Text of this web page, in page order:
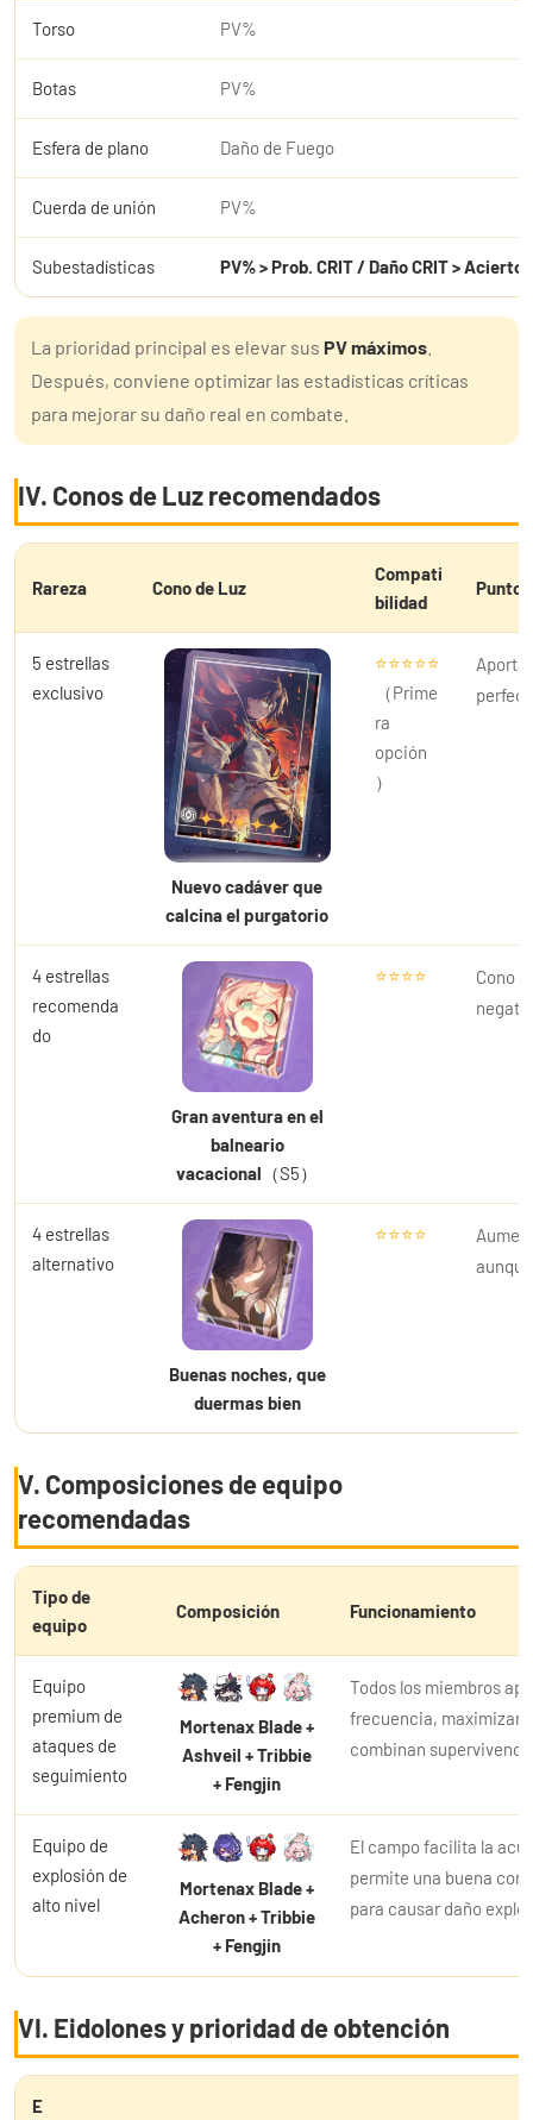
Torso PV%
Botas PV%
Esfera de plano Daño de Fuego
Cuerda de unión PV%
Subestadísticas PV% > Prob. CRIT / Daño CRIT > Acierto
La prioridad principal es elevar sus PV máximos
Después, conviene optimizar las estadísticas críticas
para mejorar su daño real en combate.
IV. Conos de Luz recomendados
Rareza Cono de Luz
Compati
bilidad
Punto
5 estrellas
exclusivo
Nuevo cadáver que
calcina el purgatorio
⭐⭐⭐⭐⭐
（Prime
ra
opción
）
Aporta
4 estrellas
recomenda
do
Gran aventura en el
balneario
vacacional （S5）
⭐⭐⭐⭐
Cono
4 estrellas
alternativo
Buenas noches, que
duermas bien
⭐⭐⭐⭐
V. Composiciones de equipo
recomendadas
Tipo de
equipo
Composición Funcionamiento
Equipo
premium de
ataques de
seguimiento
Mortenax Blade +
Ashveil + Tribbie
+ Fengjin
Todos los miembros
frecuencia, maximizan
combinan
Equipo de
explosión de
alto nivel
Mortenax Blade +
Acheron + Tribbie
+ Fengjin
El campo facilita la
permite una buena
para causar daño
VI. Eidolones y prioridad de obtención
E